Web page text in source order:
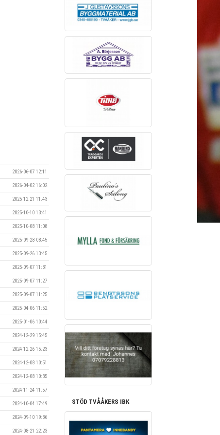
2026-06-07 12:11
2026-04-02 16:02
2025-12-21 11:43
2025-10-10 13:41
2025-10-08 11:08
2025-09-28 08:45
2025-09-26 13:45
2025-09-07 11:31
2025-09-07 11:27
2025-09-07 11:25
2025-04-06 11:52
2025-01-06 10:44
2024-12-29 15:45
2024-12-26 15:23
2024-12-08 10:51
2024-12-08 10:35
2024-11-24 11:57
2024-10-04 17:49
2024-09-10 19:36
2024-08-21 22:23
STÖD TVÅÅKERS IBK